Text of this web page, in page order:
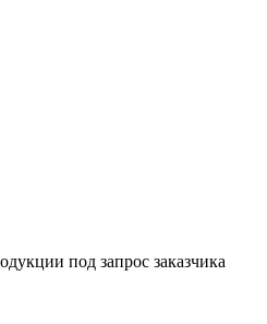
под запрос заказчика